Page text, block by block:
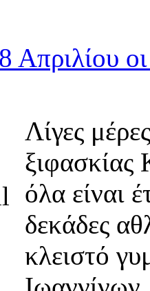
οι
Λίγες
όλα είναι
δεκάδες
κλειστό